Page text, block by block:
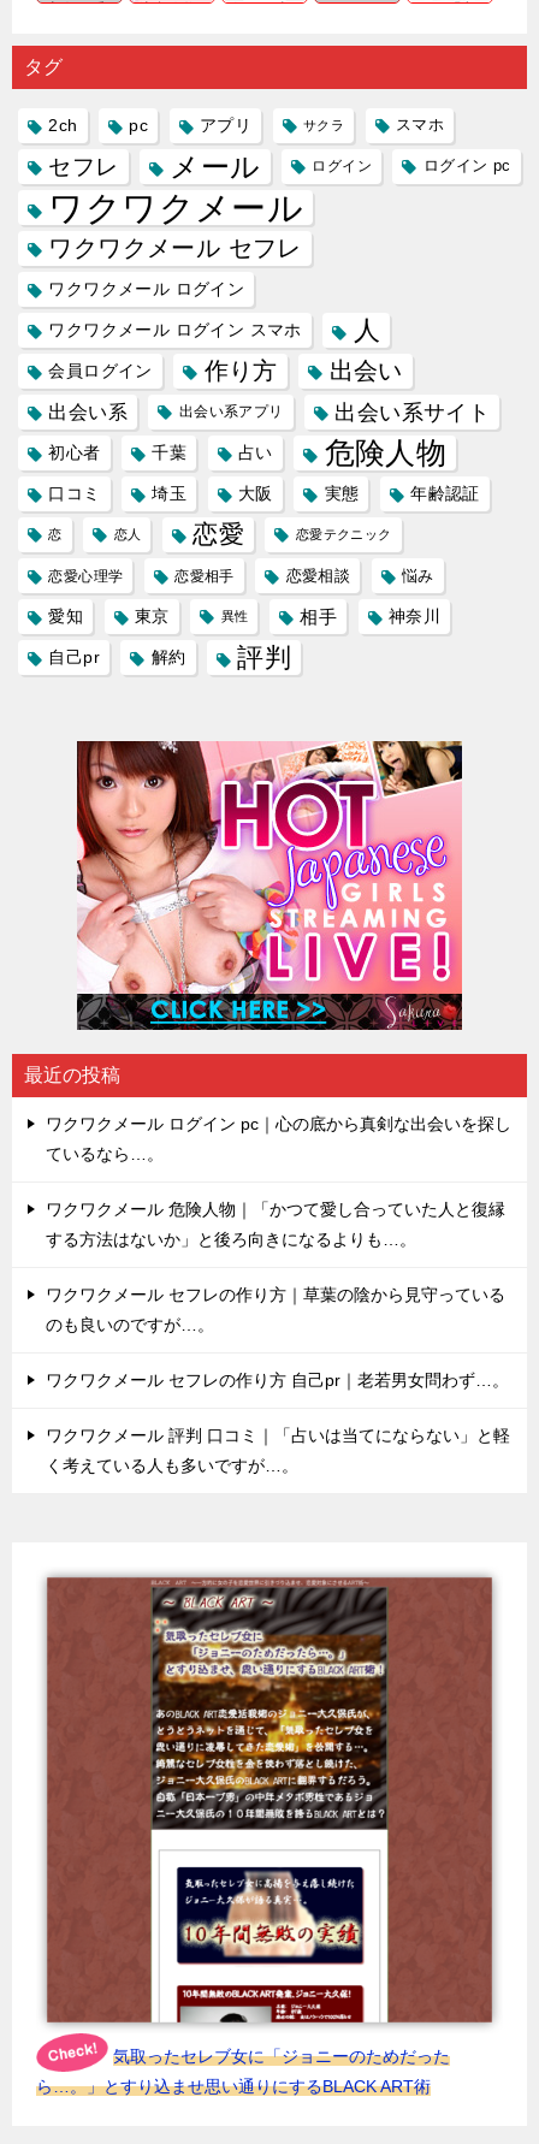
り会った
人に軽...
するので
プリの内
る人に恋
雑で素人
タグ
2ch pc アプリ サクラ スマホ
セフレ メール ログイン ログイン pc
ワクワクメール
ワクワクメール セフレ
ワクワクメール ログイン
ワクワクメール ログイン スマホ 人
会員ログイン 作り方 出会い
出会い系 出会い系アプリ 出会い系サイト
初心者 千葉 占い 危険人物
口コミ 埼玉 大阪 実態 年齢認証
恋 恋人 恋愛 恋愛テクニック
恋愛心理学 恋愛相手 恋愛相談 悩み
愛知 東京 異性 相手 神奈川
自己pr 解約 評判
最近の投稿
ワクワクメール ログイン pc｜心の底から真剣な出会いを探し
ているなら…。
ワクワクメール 危険人物｜「かつて愛し合っていた人と復縁
する方法はないか」と後ろ向きになるよりも…。
ワクワクメール セフレの作り方｜草葉の陰から見守っている
のも良いのですが…。
ワクワクメール セフレの作り方 自己pr｜老若男女問わず…。
ワクワクメール 評判 口コミ｜「占いは当てにならない」と軽
く考えている人も多いですが…。
気取ったセレブ女に「ジョニーのためだった
ら…。」とすり込ませ思い通りにするBLACK ART術